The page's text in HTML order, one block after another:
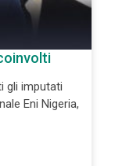
gli imputati
Eni Nigeria,